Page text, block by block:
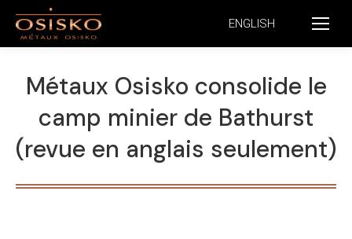
ENGLISH
Métaux Osisko consolide le
camp minier de Bathurst
(revue en anglais seulement)